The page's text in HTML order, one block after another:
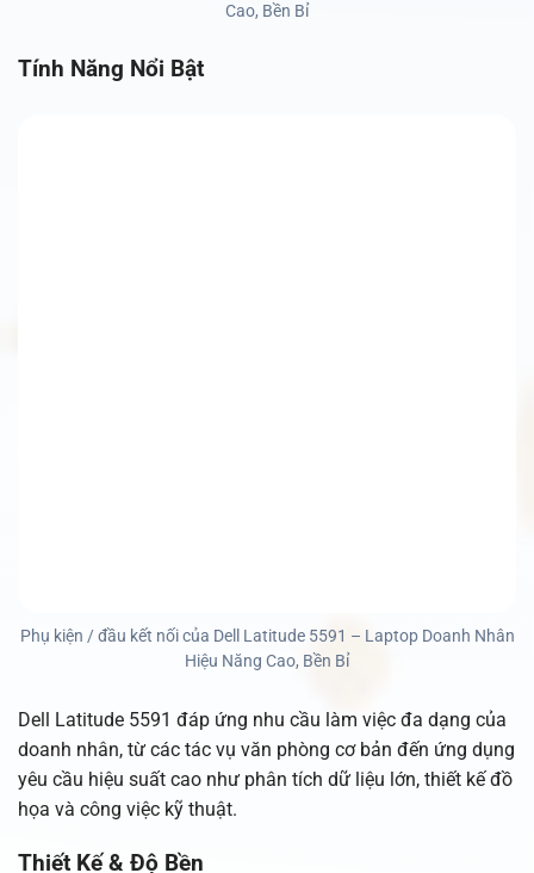
Cao, Bền Bỉ
Tính Năng Nổi Bật
Phụ kiện / đầu kết nối của Dell Latitude 5591 – Laptop Doanh Nhân
Hiệu Năng Cao, Bền Bỉ
Dell Latitude 5591 đáp ứng nhu cầu làm việc đa dạng của
doanh nhân, từ các tác vụ văn phòng cơ bản đến ứng dụng
yêu cầu hiệu suất cao như phân tích dữ liệu lớn, thiết kế đồ
họa và công việc kỹ thuật.
Thiết Kế & Độ Bền